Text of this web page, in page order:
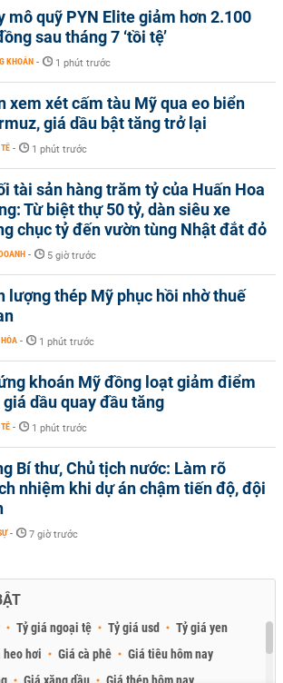
mô quỹ PYN Elite giảm hơn 2.100
sau tháng 7 ‘tồi tệ’
KHOÁN - 1 phút trước
xem xét cấm tàu Mỹ qua eo biển
giá dầu bật tăng trở lại
- 1 phút trước
tài sản hàng trăm tỷ của Huấn Hoa
Từ biệt thự 50 tỷ, dàn siêu xe
chục tỷ đến vườn tùng Nhật đắt đỏ
- 5 giờ trước
lượng thép Mỹ phục hồi nhờ thuế
- 1 phút trước
khoán Mỹ đồng loạt giảm điểm
dầu quay đầu tăng
- 1 phút trước
Bí thư, Chủ tịch nước: Làm rõ
nhiệm khi dự án chậm tiến độ, đội
- 7 giờ trước
Tỷ giá ngoại tệ Tỷ giá usd
Tỷ giá yen
heo hơi Giá cà phê
Giá tiêu hôm nay
Giá xăng dầu Giá thép hôm nay